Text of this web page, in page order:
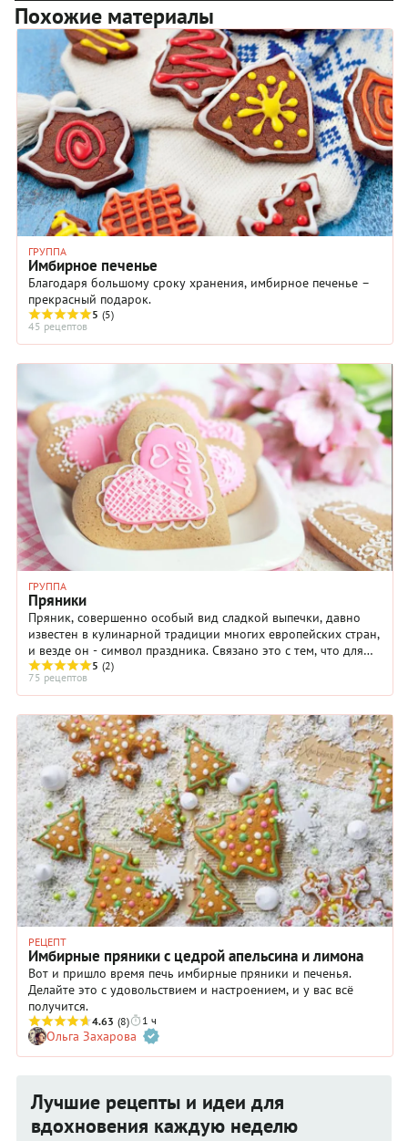
Похожие материалы
ГРУППА
Имбирное печенье
Благодаря большому сроку хранения, имбирное печенье –
прекрасный подарок.
5 (5)
45 рецептов
ГРУППА
Пряники
Пряник, совершенно особый вид сладкой выпечки, давно
известен в кулинарной традиции многих европейских стран,
и везде он - символ праздника. Связано это с тем, что для
приготовления пряничного теста ...
5 (2)
75 рецептов
РЕЦЕПТ
Имбирные пряники с цедрой апельсина и лимона
Вот и пришло время печь имбирные пряники и печенья.
Делайте это с удовольствием и настроением, и у вас всё
получится.
4.63 (8) 1 ч
Ольга Захарова
Лучшие рецепты и идеи для
вдохновения каждую неделю